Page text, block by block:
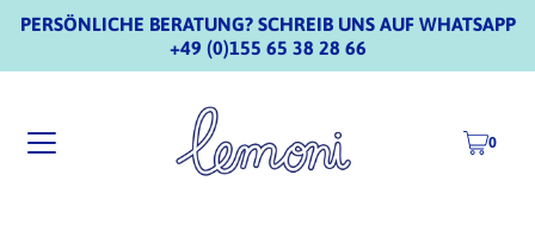
PERSÖNLICHE BERATUNG? SCHREIB UNS AUF WHATSAPP
+49 (0)155 65 38 28 66
0